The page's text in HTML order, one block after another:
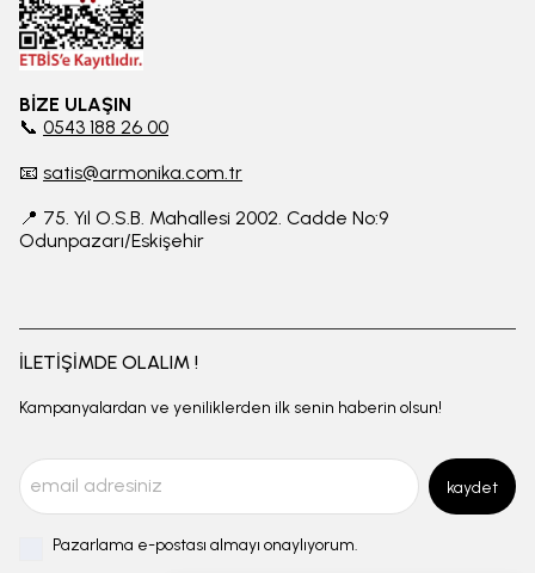
BİZE ULAŞIN
📞 0543 188 26 00
📧 satis@armonika.com.tr
📍 75. Yıl O.S.B. Mahallesi 2002. Cadde No:9
Odunpazarı/Eskişehir
İLETİŞİMDE OLALIM !
Kampanyalardan ve yeniliklerden ilk senin haberin olsun!
kaydet
Pazarlama e-postası almayı onaylıyorum.